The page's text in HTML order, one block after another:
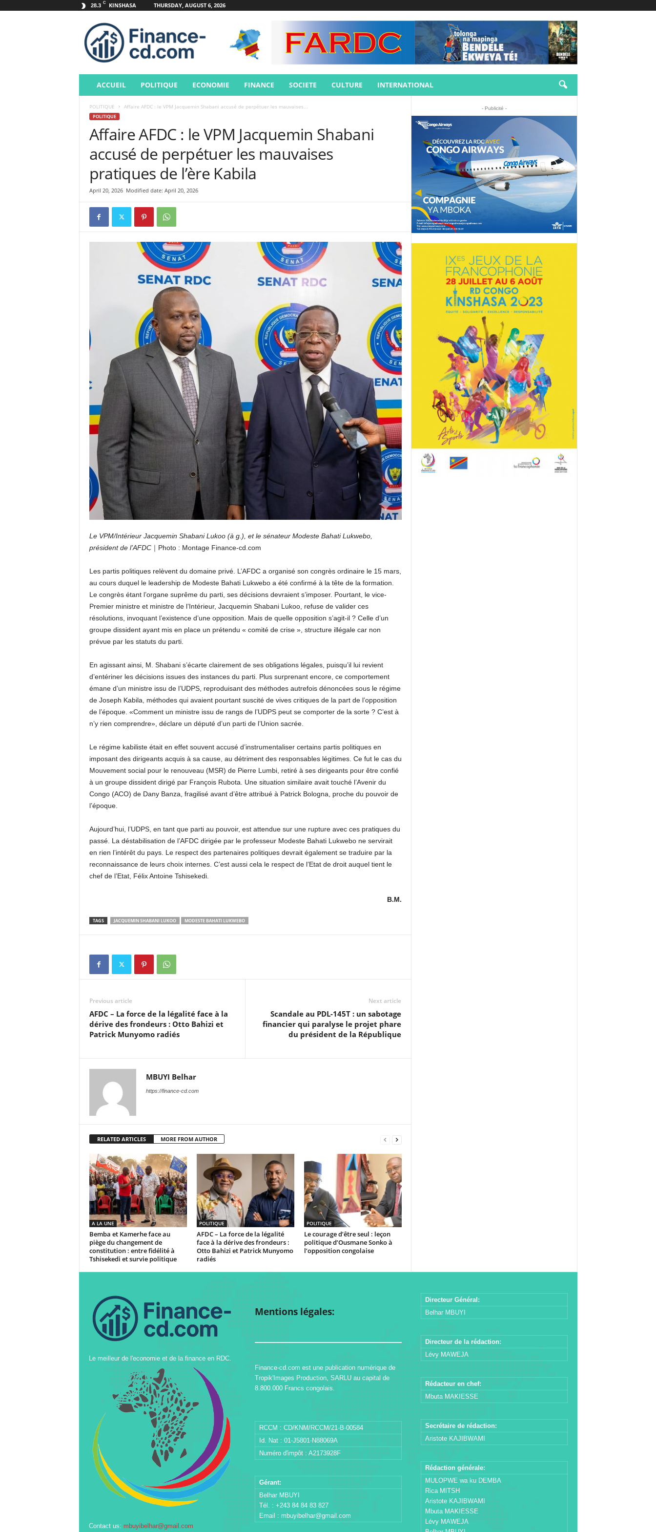
28.3 C KINSHASA
THURSDAY, AUGUST 6, 2026
ACCUEIL POLITIQUE ECONOMIE FINANCE SOCIETE CULTURE INTERNATIONAL
POLITIQUE Affaire AFDC : le VPM Jacquemin Shabani accusé de perpétuer les mauvaises...
POLITIQUE
Affaire AFDC : le VPM Jacquemin Shabani
accusé de perpétuer les mauvaises
pratiques de l’ère Kabila
April 20, 2026 Modified date: April 20, 2026
Le VPM/Intérieur Jacquemin Shabani Lukoo (à g.), et le sénateur Modeste Bahati Lukwebo,
président de l’AFDC｜Photo : Montage Finance-cd.com
Les partis politiques relèvent du domaine privé. L’AFDC a organisé son congrès ordinaire le 15 mars,
au cours duquel le leadership de Modeste Bahati Lukwebo a été confirmé à la tête de la formation.
Le congrès étant l’organe suprême du parti, ses décisions devraient s’imposer. Pourtant, le vice-
Premier ministre et ministre de l’Intérieur, Jacquemin Shabani Lukoo, refuse de valider ces
résolutions, invoquant l’existence d’une opposition. Mais de quelle opposition s’agit-il ? Celle d’un
groupe dissident ayant mis en place un prétendu « comité de crise », structure illégale car non
prévue par les statuts du parti.
En agissant ainsi, M. Shabani s’écarte clairement de ses obligations légales, puisqu’il lui revient
d’entériner les décisions issues des instances du parti. Plus surprenant encore, ce comportement
émane d’un ministre issu de l’UDPS, reproduisant des méthodes autrefois dénoncées sous le régime
de Joseph Kabila, méthodes qui avaient pourtant suscité de vives critiques de la part de l’opposition
de l’époque. «Comment un ministre issu de rangs de l’UDPS peut se comporter de la sorte ? C’est à
n’y rien comprendre», déclare un député d’un parti de l’Union sacrée.
Le régime kabiliste était en effet souvent accusé d’instrumentaliser certains partis politiques en
imposant des dirigeants acquis à sa cause, au détriment des responsables légitimes. Ce fut le cas du
Mouvement social pour le renouveau (MSR) de Pierre Lumbi, retiré à ses dirigeants pour être confié
à un groupe dissident dirigé par François Rubota. Une situation similaire avait touché l’Avenir du
Congo (ACO) de Dany Banza, fragilisé avant d’être attribué à Patrick Bologna, proche du pouvoir de
l’époque.
Aujourd’hui, l’UDPS, en tant que parti au pouvoir, est attendue sur une rupture avec ces pratiques du
passé. La déstabilisation de l’AFDC dirigée par le professeur Modeste Bahati Lukwebo ne servirait
en rien l’intérêt du pays. Le respect des partenaires politiques devrait également se traduire par la
reconnaissance de leurs choix internes. C’est aussi cela le respect de l’Etat de droit auquel tient le
chef de l’Etat, Félix Antoine Tshisekedi.
B.M.
TAGS JACQUEMIN SHABANI LUKOO MODESTE BAHATI LUKWEBO
Previous article
AFDC – La force de la légalité face à la
dérive des frondeurs : Otto Bahizi et
Patrick Munyomo radiés
Next article
Scandale au PDL-145T : un sabotage
financier qui paralyse le projet phare
du président de la République
MBUYI Belhar
https://finance-cd.com
RELATED ARTICLES MORE FROM AUTHOR
A LA UNE
Bemba et Kamerhe face au
piège du changement de
constitution : entre fidélité à
Tshisekedi et survie politique
POLITIQUE
AFDC – La force de la légalité
face à la dérive des frondeurs :
Otto Bahizi et Patrick Munyomo
radiés
POLITIQUE
Le courage d’être seul : leçon
politique d’Ousmane Sonko à
l’opposition congolaise
- Publicité -
Le meilleur de l'economie et de la finance en RDC.
Contact us: mbuyibelhar@gmail.com
Mentions légales:
Finance-cd.com est une publication numérique de
Tropik'Images Production, SARLU au capital de
8.800.000 Francs congolais.
RCCM : CD/KNM/RCCM/21-B-00584
Id. Nat : 01-J5801-N88069A
Numéro d'impôt : A2173928F
Gérant:
Belhar MBUYI
Tél. : +243 84 84 83 827
Email : mbuyibelhar@gmail.com
Directeur Général:
Belhar MBUYI
Directeur de la rédaction:
Lévy MAWEJA
Rédacteur en chef:
Mbuta MAKIESSE
Secrétaire de rédaction:
Aristote KAJIBWAMI
Rédaction générale:
MULOPWE wa ku DEMBA
Rica MITSH
Aristote KAJIBWAMI
Mbuta MAKIESSE
Lévy MAWEJA